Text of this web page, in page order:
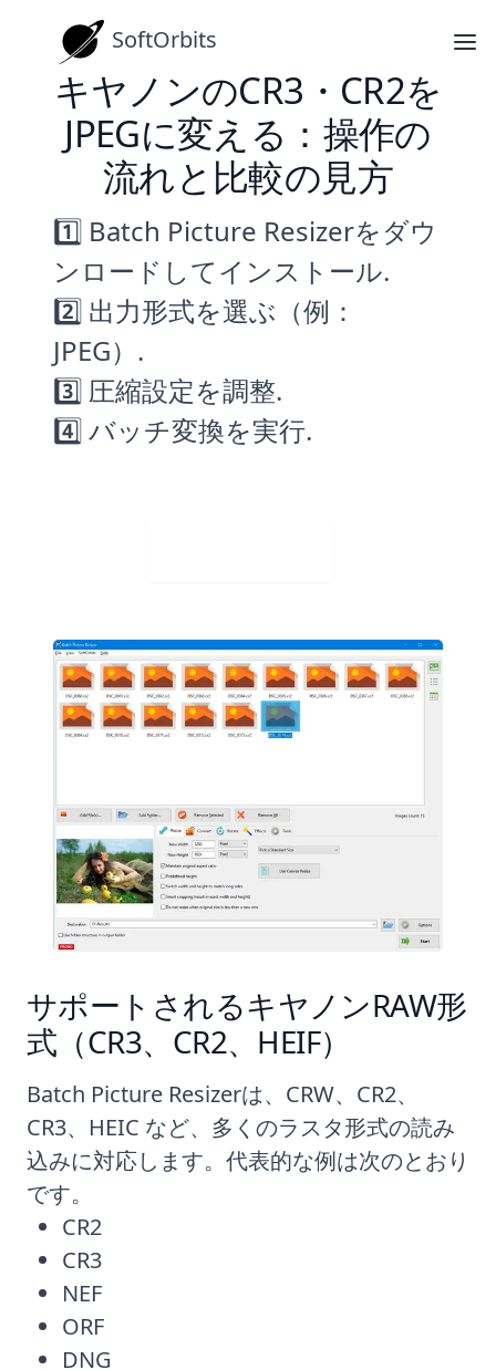
SoftOrbits
キヤノンのCR3・CR2を
JPEGに変える：操作の
流れと比較の見方
1️⃣ Batch Picture Resizerをダウ
ンロードしてインストール.
2️⃣ 出力形式を選ぶ（例：
JPEG）.
3️⃣ 圧縮設定を調整.
4️⃣ バッチ変換を実行.
サポートされるキヤノンRAW形
式（CR3、CR2、HEIF）
Batch Picture Resizerは、CRW、CR2、
CR3、HEIC など、多くのラスタ形式の読み
込みに対応します。代表的な例は次のとおり
です。
CR2
CR3
NEF
ORF
DNG